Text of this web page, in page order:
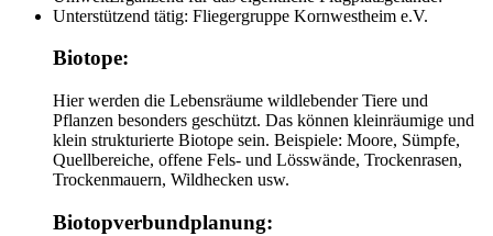
Unterstützend tätig: Fliegergruppe Kornwestheim e.V.
Biotope:
Hier werden die Lebensräume wildlebender Tiere und
Pflanzen besonders geschützt. Das können kleinräumige und
klein strukturierte Biotope sein. Beispiele: Moore, Sümpfe,
Quellbereiche, offene Fels- und Lösswände, Trockenrasen,
Trockenmauern, Wildhecken usw.
Biotopverbundplanung: